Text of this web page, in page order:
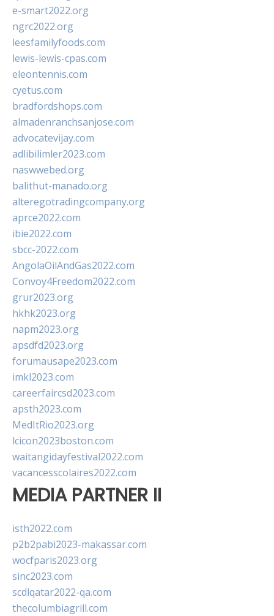
e-smart2022.org
ngrc2022.org
leesfamilyfoods.com
lewis-lewis-cpas.com
eleontennis.com
cyetus.com
bradfordshops.com
almadenranchsanjose.com
advocatevijay.com
adlibilimler2023.com
naswwebed.org
balithut-manado.org
alteregotradingcompany.org
aprce2022.com
ibie2022.com
sbcc-2022.com
AngolaOilAndGas2022.com
Convoy4Freedom2022.com
grur2023.org
hkhk2023.org
napm2023.org
apsdfd2023.org
forumausape2023.com
imkl2023.com
careerfaircsd2023.com
apsth2023.com
MedItRio2023.org
lcicon2023boston.com
waitangidayfestival2022.com
vacancesscolaires2022.com
MEDIA PARTNER II
isth2022.com
p2b2pabi2023-makassar.com
wocfparis2023.org
sinc2023.com
scdlqatar2022-qa.com
thecolumbiagrill.com